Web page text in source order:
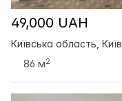
49,000 UAH
Київська область, Київ
86 м2